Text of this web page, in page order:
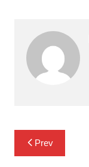
Navigasi
pos
Prev